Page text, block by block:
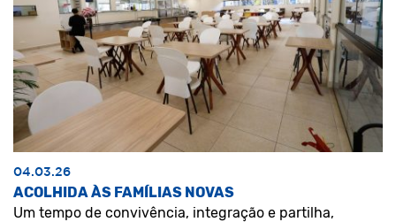
04.03.26
ACOLHIDA ÀS FAMÍLIAS NOVAS
Um tempo de convivência, integração e partilha,